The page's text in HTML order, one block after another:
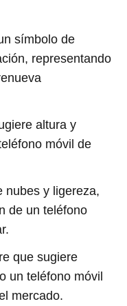
símbolo de
representando
altura y
móvil de
nubes y ligereza,
de un teléfono
que sugiere
un teléfono móvil
mercado.